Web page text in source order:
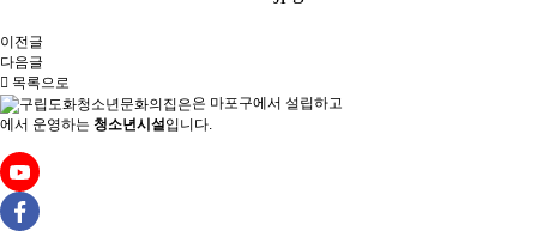
이전글
다음글
목록으로
은 마포구에서 설립하고
에서 운영하는 청소년시설입니다.